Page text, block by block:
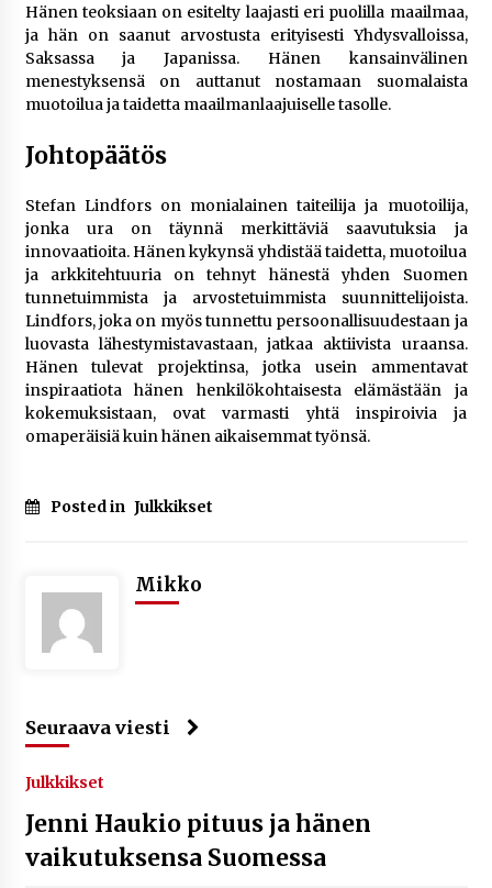
Hänen teoksiaan on esitelty laajasti eri puolilla maailmaa,
ja hän on saanut arvostusta erityisesti Yhdysvalloissa,
Saksassa ja Japanissa. Hänen kansainvälinen
menestyksensä on auttanut nostamaan suomalaista
muotoilua ja taidetta maailmanlaajuiselle tasolle.
Johtopäätös
Stefan Lindfors on monialainen taiteilija ja muotoilija,
jonka ura on täynnä merkittäviä saavutuksia ja
innovaatioita. Hänen kykynsä yhdistää taidetta, muotoilua
ja arkkitehtuuria on tehnyt hänestä yhden Suomen
tunnetuimmista ja arvostetuimmista suunnittelijoista.
Lindfors, joka on myös tunnettu persoonallisuudestaan ja
luovasta lähestymistavastaan, jatkaa aktiivista uraansa.
Hänen tulevat projektinsa, jotka usein ammentavat
inspiraatiota hänen henkilökohtaisesta elämästään ja
kokemuksistaan, ovat varmasti yhtä inspiroivia ja
omaperäisiä kuin hänen aikaisemmat työnsä.
Posted in Julkkikset
Mikko
Seuraava viesti
Julkkikset
Jenni Haukio pituus ja hänen
vaikutuksensa Suomessa